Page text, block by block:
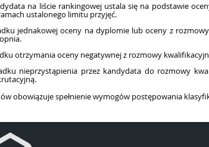
na liście rankingowej ustala się na podstawie
ustalonego limitu przyjęć.
jednakowej oceny na dyplomie lub oceny z
otrzymania oceny negatywnej z rozmowy
nieprzystąpienia przez kandydata do rozmowy
obowiązuje spełnienie wymogów postępowania